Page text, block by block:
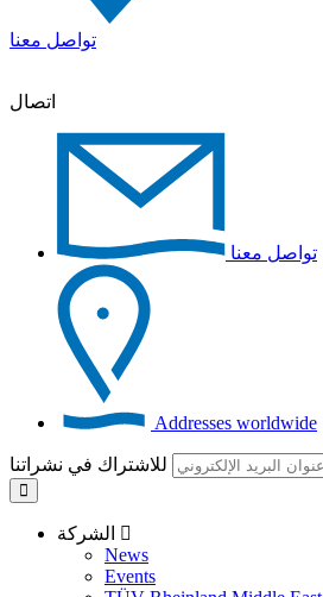
تواصل معنا
اتصال
تواصل معنا
Addresses worldwide
للاشتراك في نشراتنا
News
Events